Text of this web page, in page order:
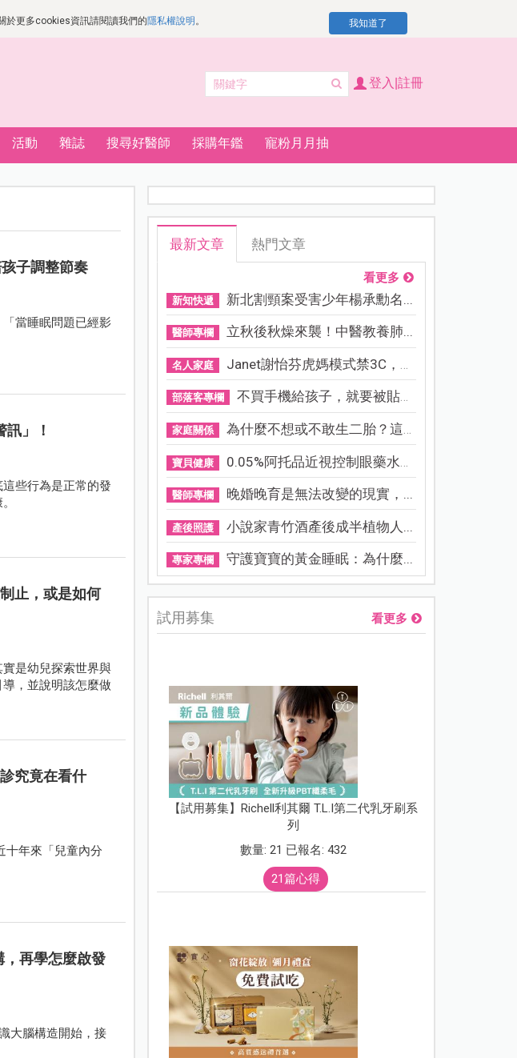
於更多cookies資訊請閱讀我們的隱私權說明 。 我知道了
登入|註冊
活動 雜誌 搜尋好醫師 採購年鑑 寵粉月月抽
子調整節奏
當睡眠問題已經影
」！
些行為是正常的發
止，或是如何
是幼兒探索世界與
，並說明該怎麼做
究竟在看什
十年來「兒童內分
再學怎麼啟發
大腦構造開始，接
最新文章 熱門文章
看更多
新知快遞 新北割頸案受害少年楊承勳名...
醫師專欄 立秋後秋燥來襲！中醫教養肺...
名人家庭 Janet謝怡芬虎媽模式禁3C，看...
部落客專欄 不買手機給孩子，就要被貼「...
家庭關係 為什麼不想或不敢生二胎？這8...
寶貝健康 0.05%阿托品近視控制眼藥水納...
醫師專欄 晚婚晚育是無法改變的現實，...
產後照護 小說家青竹酒產後成半植物人...
專家專欄 守護寶寶的黃金睡眠：為什麼...
試用募集 看更多
【試用募集】Richell利其爾 T.L.I第二代乳牙刷系
列
數量: 21 已報名: 432
21篇心得